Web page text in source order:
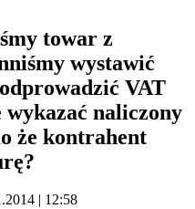
towar z
wystawić
VAT
wykazać naliczony
że kontrahent
| 12:58